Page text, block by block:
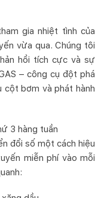
gia nhiệt tình của
vừa qua. Chúng tôi
hồi tích cực và sự
– công cụ đột phá
bơm và phát hành
3 hàng tuần
đổi số một cách hiệu
miễn phí vào mỗi